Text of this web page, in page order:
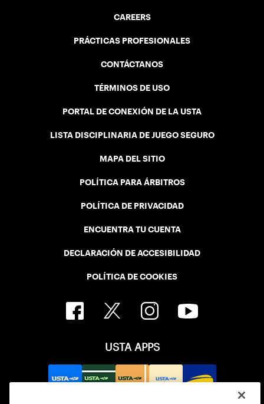
CAREERS
PRÁCTICAS PROFESIONALES
CONTÁCTANOS
TÉRMINOS DE USO
PORTAL DE CONEXIÓN DE LA USTA
LISTA DISCIPLINARIA DE JUEGO SEGURO
MAPA DEL SITIO
POLÍTICA PARA ÁRBITROS
POLÍTICA DE PRIVACIDAD
ENCUENTRA TU CUENTA
DECLARACIÓN DE ACCESIBILIDAD
POLÍTICA DE COOKIES
USTA APPS